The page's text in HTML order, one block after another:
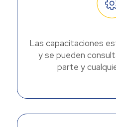
Las capacitaciones
y se pueden
parte y